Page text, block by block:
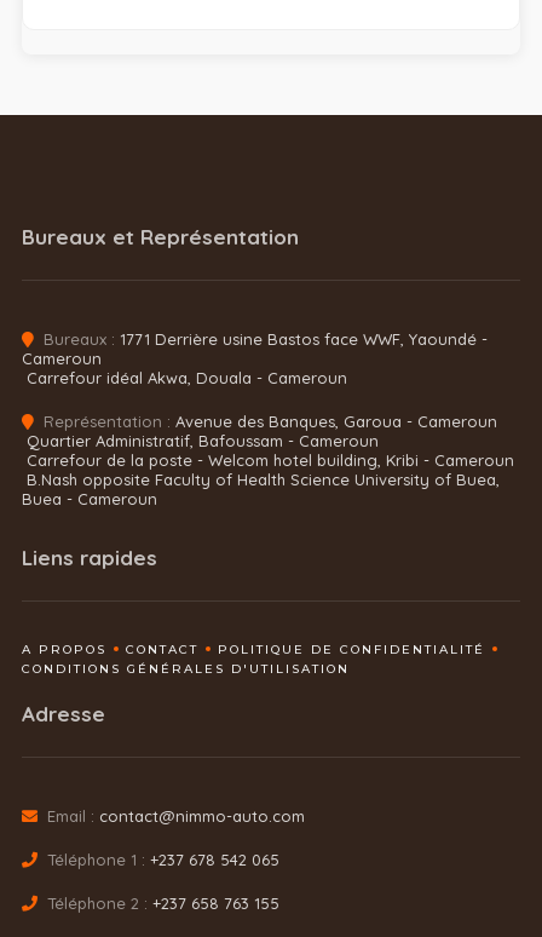
Bureaux et Représentation
Bureaux : 1771 Derrière usine Bastos face WWF, Yaoundé -
Cameroun
Carrefour idéal Akwa, Douala - Cameroun
Représentation : Avenue des Banques, Garoua - Cameroun
Quartier Administratif, Bafoussam - Cameroun
Carrefour de la poste - Welcom hotel building, Kribi - Cameroun
B.Nash opposite Faculty of Health Science University of Buea,
Buea - Cameroun
Liens rapides
A PROPOS CONTACT
POLITIQUE DE CONFIDENTIALITÉ
CONDITIONS GÉNÉRALES D'UTILISATION
Adresse
Email : contact@nimmo-auto.com
Téléphone 1 : +237 678 542 065
Téléphone 2 : +237 658 763 155